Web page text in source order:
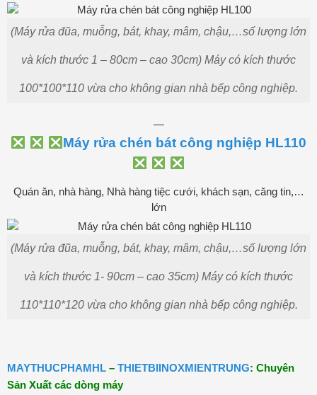
(Máy rửa đũa, muỗng, bát, khay, mâm, chậu,…số lượng lớn
và kích thước 1 – 80cm – cao 30cm) Máy có kích thước
100*100*110 vừa cho không gian nhà bếp công nghiệp.
—
Máy rửa chén bát công nghiệp HL110
Quán ăn, nhà hàng, Nhà hàng tiệc cưới, khách sạn, căng tin,…
lớn
(Máy rửa đũa, muỗng, bát, khay, mâm, chậu,…số lượng lớn
và kích thước 1- 90cm – cao 35cm) Máy có kích thước
110*110*120 vừa cho không gian nhà bếp công nghiệp.
MAYTHUCPHAMHL – THIETBIINOXMIENTRUNG: Chuyên
Sản Xuất các dòng máy